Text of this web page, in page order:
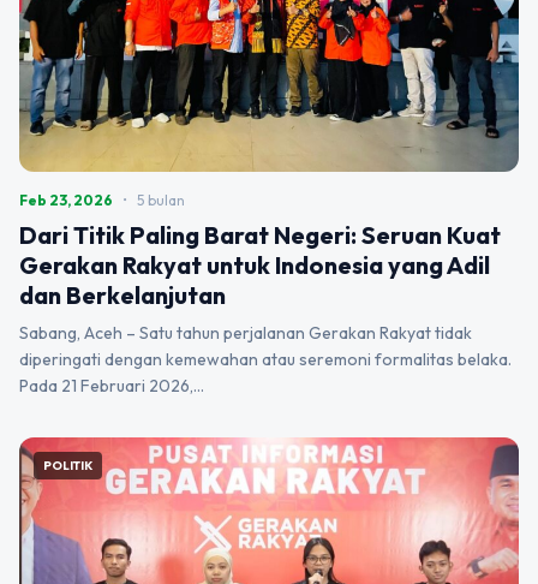
Feb 23, 2026 • 5 bulan
Dari Titik Paling Barat Negeri: Seruan Kuat
Gerakan Rakyat untuk Indonesia yang Adil
dan Berkelanjutan
Sabang, Aceh – Satu tahun perjalanan Gerakan Rakyat tidak
diperingati dengan kemewahan atau seremoni formalitas belaka.
Pada 21 Februari 2026,…
POLITIK